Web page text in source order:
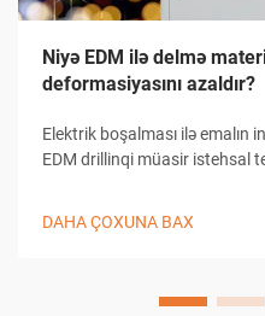
Niyə EDM ilə delmə
deformasiyasını azaldır?
Elektrik boşalması ilə emalın
EDM drillinqi müasir istehsal
DAHA ÇOXUNA BAX